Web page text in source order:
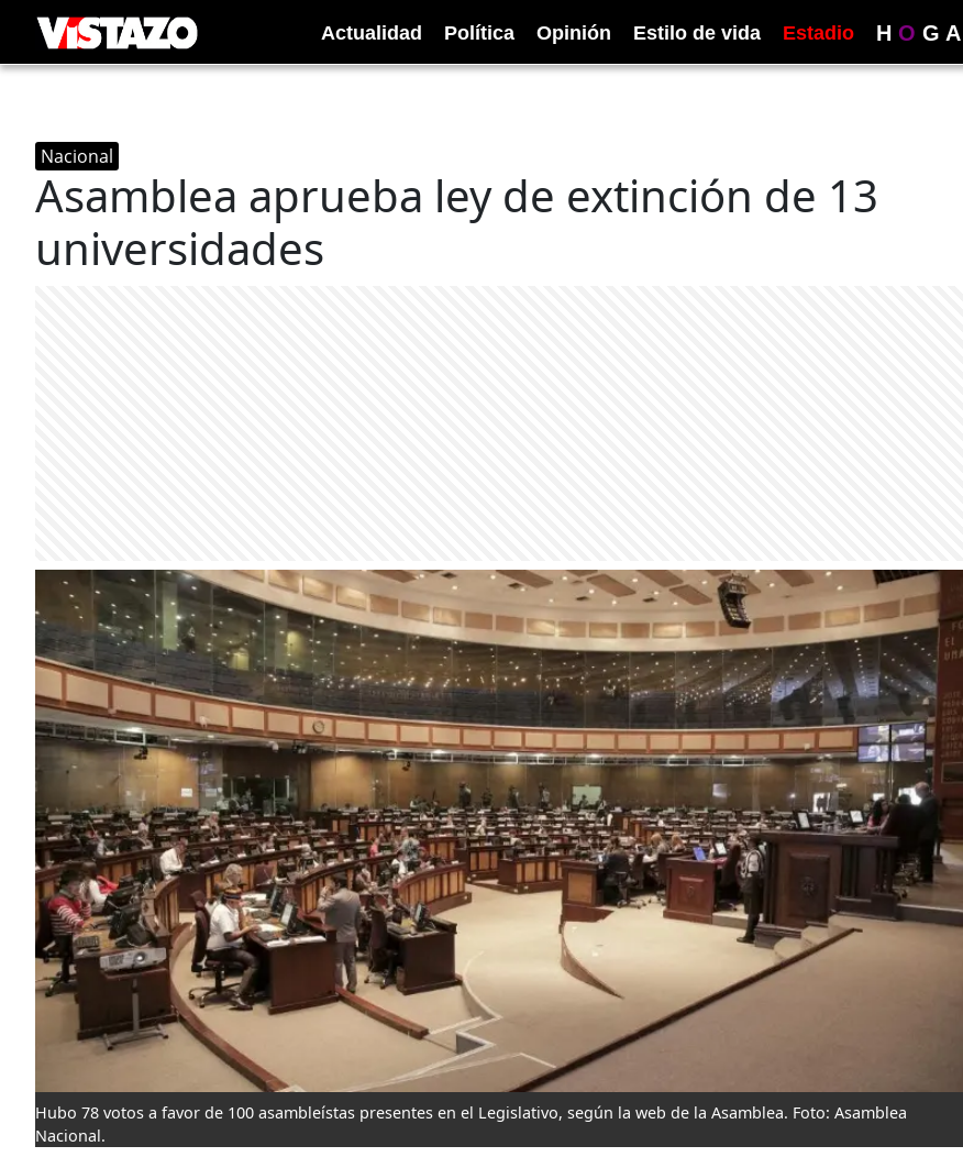
Actualidad Política Opinión Estilo de vida Estadio H O G A
Nacional
Asamblea aprueba ley de extinción de 13
universidades
Hubo 78 votos a favor de 100 asambleístas presentes en el Legislativo, según la web de la Asamblea. Foto: Asamblea
Nacional.